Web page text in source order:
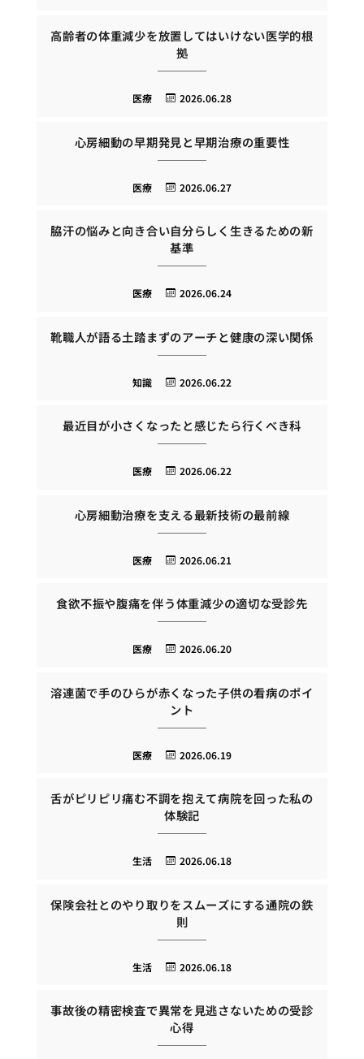
高齢者の体重減少を放置してはいけない医学的根
拠
2026.06.28
医療
心房細動の早期発見と早期治療の重要性
2026.06.27
医療
脇汗の悩みと向き合い自分らしく生きるための新
基準
2026.06.24
医療
靴職人が語る土踏まずのアーチと健康の深い関係
2026.06.22
知識
最近目が小さくなったと感じたら行くべき科
2026.06.22
医療
心房細動治療を支える最新技術の最前線
2026.06.21
医療
食欲不振や腹痛を伴う体重減少の適切な受診先
2026.06.20
医療
溶連菌で手のひらが赤くなった子供の看病のポイ
ント
2026.06.19
医療
舌がピリピリ痛む不調を抱えて病院を回った私の
体験記
2026.06.18
生活
保険会社とのやり取りをスムーズにする通院の鉄
則
2026.06.18
生活
事故後の精密検査で異常を見逃さないための受診
心得